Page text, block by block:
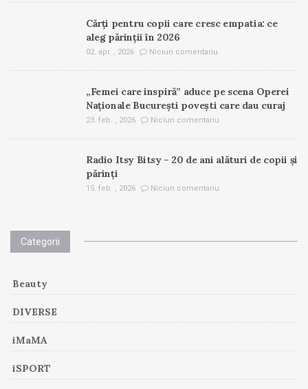
Cărți pentru copii care cresc empatia: ce
aleg părinții în 2026
02. apr. , 2026 Niciun comentariu
„Femei care inspiră” aduce pe scena Operei
Naționale București povești care dau curaj
23. feb. , 2026 Niciun comentariu
Radio Itsy Bitsy – 20 de ani alături de copii și
părinți
15. feb. , 2026 Niciun comentariu
Categorii
Beauty
DIVERSE
iMaMA
iSPORT